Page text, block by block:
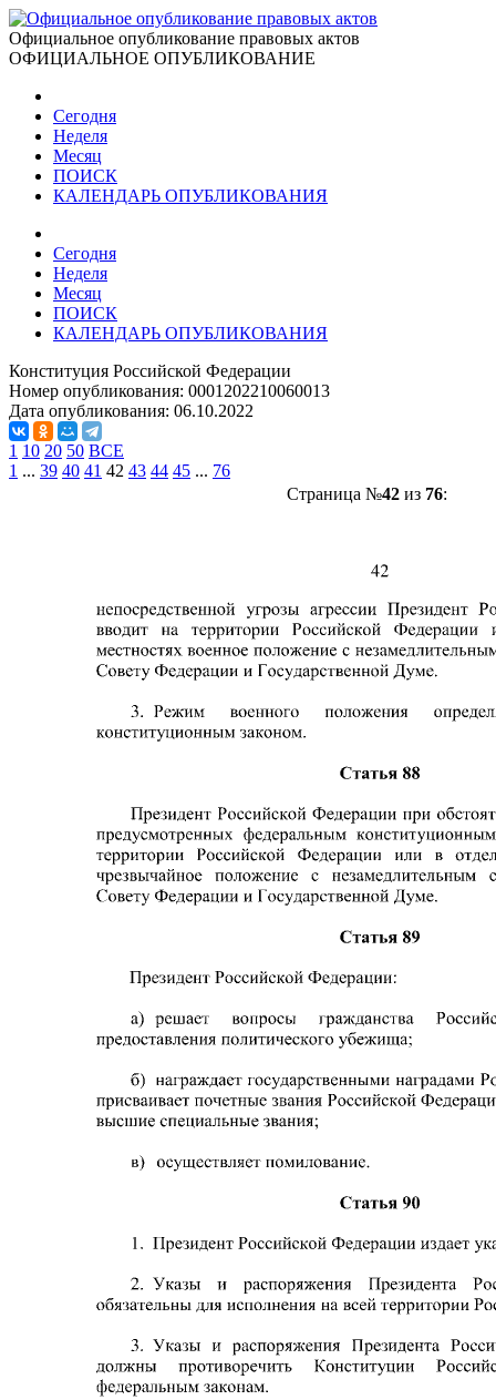
Официальное опубликование правовых актов
ОФИЦИАЛЬНОЕ ОПУБЛИКОВАНИЕ
Сегодня
Неделя
Месяц
ПОИСК
КАЛЕНДАРЬ ОПУБЛИКОВАНИЯ
Сегодня
Неделя
Месяц
ПОИСК
КАЛЕНДАРЬ ОПУБЛИКОВАНИЯ
Конституция Российской Федерации
Номер опубликования: 0001202210060013
Дата опубликования: 06.10.2022
1 10 20 50 ВСЕ
1 ... 39 40 41 42 43 44 45 ... 76
Страница №42из 76: